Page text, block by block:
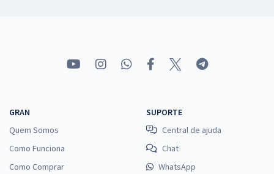
GRAN
Quem Somos
Como Funciona
Como Comprar
SUPORTE
Central de ajuda
Chat
WhatsApp